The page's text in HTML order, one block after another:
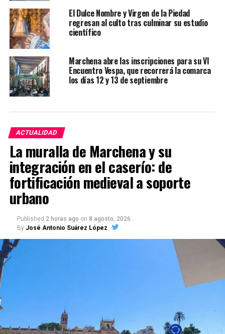
El Dulce Nombre y Virgen de la Piedad
regresan al culto tras culminar su estudio
científico
Marchena abre las inscripciones para su VI
Encuentro Vespa, que recorrerá la comarca
los días 12 y 13 de septiembre
ACTUALIDAD
La muralla de Marchena y su
integración en el caserío: de
fortificación medieval a soporte
urbano
Published 2 horas ago on 8 agosto, 2026
By José Antonio Suárez López